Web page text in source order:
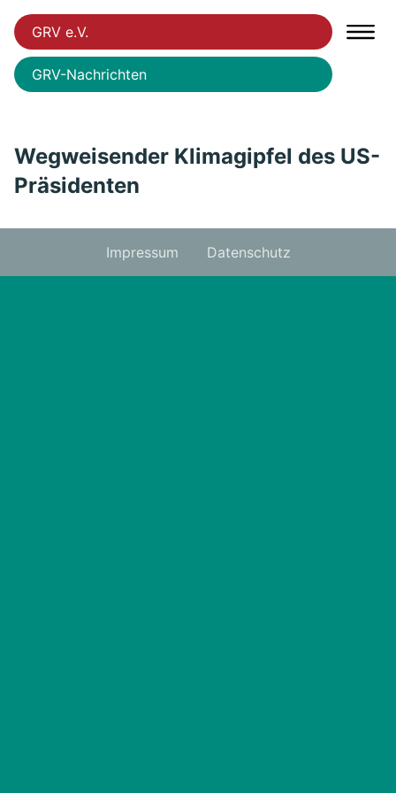
GRV e.V.
GRV-Nachrichten
Wegweisender Klimagipfel des US-
Präsidenten
Impressum Datenschutz